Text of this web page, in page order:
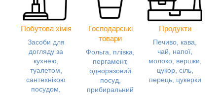
Побутова хімія
Засоби для
догляду за
кухнею,
туалетом,
сантехнікою
посудом,
Господарські
товари
Фольга, плівка,
пергамент,
одноразовий
посуд,
прибиральний
Продукти
Печиво, кава,
чай, напої,
молоко, вершки,
цукор, сіль,
перець, цукерки